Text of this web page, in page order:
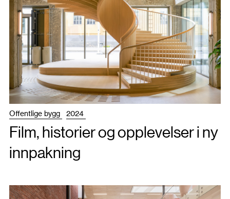
Offentlige bygg 2024
Film, historier og opplevelser i ny
innpakning